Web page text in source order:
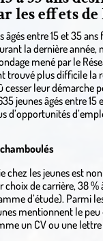
les effets
âgés entre 15 et 35
la dernière année,
mené par le
trouvé plus difficile la
cesser leur démarche
jeunes âgés entre
d’opportunités
chez les jeunes est
choix de carrière, 38
d’étude). Parmi
mentionnent le
un CV ou une